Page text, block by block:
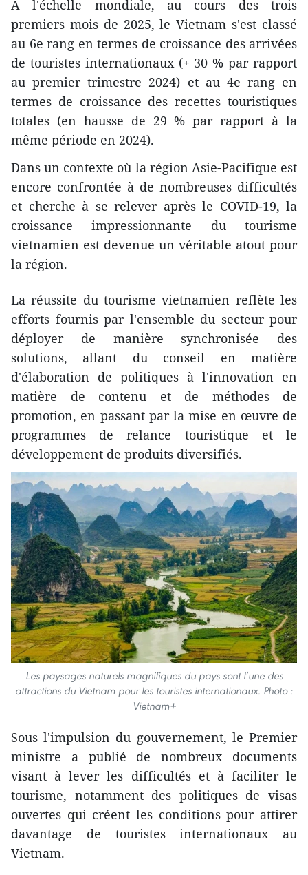
À l'échelle mondiale, au cours des trois
premiers mois de 2025, le Vietnam s'est classé
au 6e rang en termes de croissance des arrivées
de touristes internationaux (+ 30 % par rapport
au premier trimestre 2024) et au 4e rang en
termes de croissance des recettes touristiques
totales (en hausse de 29 % par rapport à la
même période en 2024).
Dans un contexte où la région Asie-Pacifique est
encore confrontée à de nombreuses difficultés
et cherche à se relever après le COVID-19, la
croissance impressionnante du tourisme
vietnamien est devenue un véritable atout pour
la région.
La réussite du tourisme vietnamien reflète les
efforts fournis par l'ensemble du secteur pour
déployer de manière synchronisée des
solutions, allant du conseil en matière
d'élaboration de politiques à l'innovation en
matière de contenu et de méthodes de
promotion, en passant par la mise en œuvre de
programmes de relance touristique et le
développement de produits diversifiés.
Les paysages naturels magnifiques du pays sont l’une des
attractions du Vietnam pour les touristes internationaux. Photo :
Vietnam+
Sous l'impulsion du gouvernement, le Premier
ministre a publié de nombreux documents
visant à lever les difficultés et à faciliter le
tourisme, notamment des politiques de visas
ouvertes qui créent les conditions pour attirer
davantage de touristes internationaux au
Vietnam.